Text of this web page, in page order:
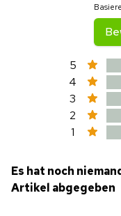
5
4
3
2
1
Es hat noch
Artikel abgegeben